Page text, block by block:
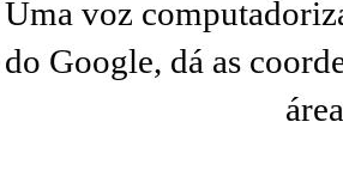
Uma voz
do Google, dá as